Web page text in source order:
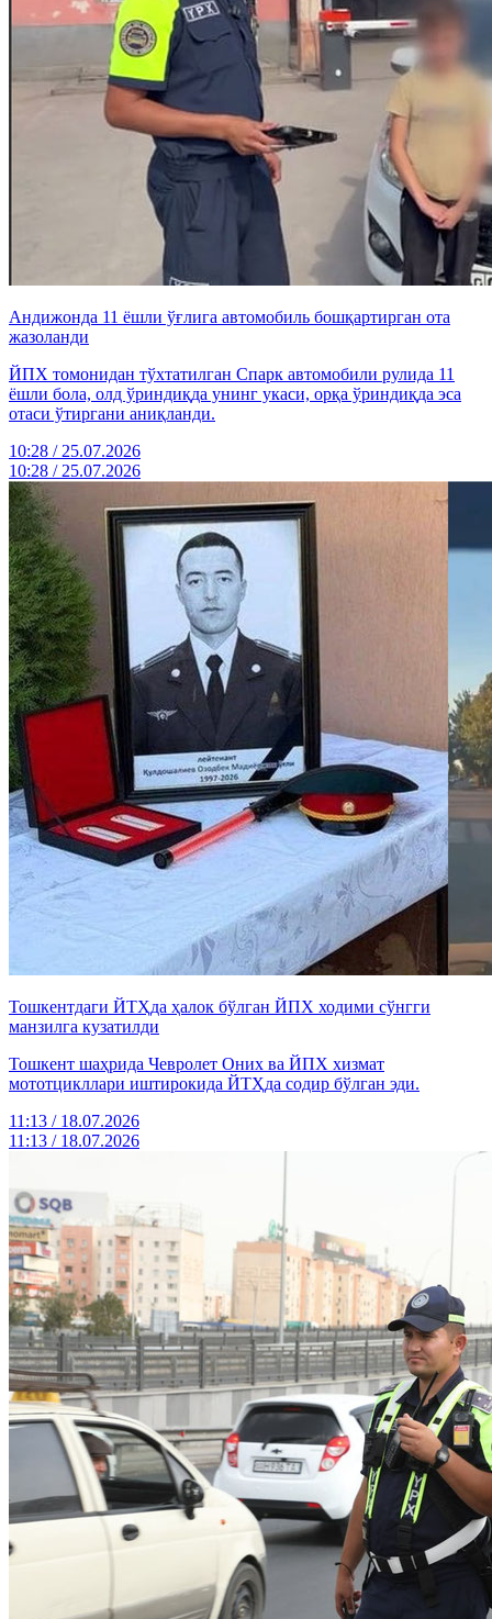
Андижонда 11 ёшли ўғлига автомобиль бошқартирган ота
жазоланди
ЙПХ томонидан тўхтатилган Спарк автомобили рулида 11
ёшли бола, олд ўриндиқда унинг укаси, орқа ўриндиқда эса
отаси ўтиргани аниқланди.
10:28 / 25.07.2026
10:28 / 25.07.2026
Тошкентдаги ЙТҲда ҳалок бўлган ЙПХ ходими сўнгги
манзилга кузатилди
Тошкент шаҳрида Чевролет Оних ва ЙПХ хизмат
мототцикллари иштирокида ЙТҲда содир бўлган эди.
11:13 / 18.07.2026
11:13 / 18.07.2026